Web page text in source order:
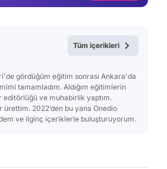
gördüğüm eğitim sonrası Ankara'da
tamamladım. Aldığım eğitimlerin
ve muhabirlik yaptım.
2022’den bu yana Onedio
ve ilginç içeriklerle buluşturuyorum.
Tüm içerikleri